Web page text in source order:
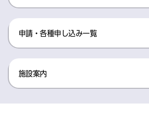
申請・各種申し込み一覧​
施設案内​